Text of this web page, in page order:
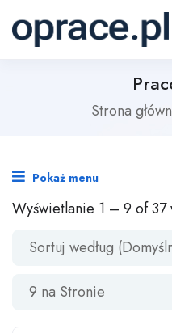
Strona
Pokaż menu
Wyświetlanie 1 – 9 of 37
Sortuj według
9 na Stronie